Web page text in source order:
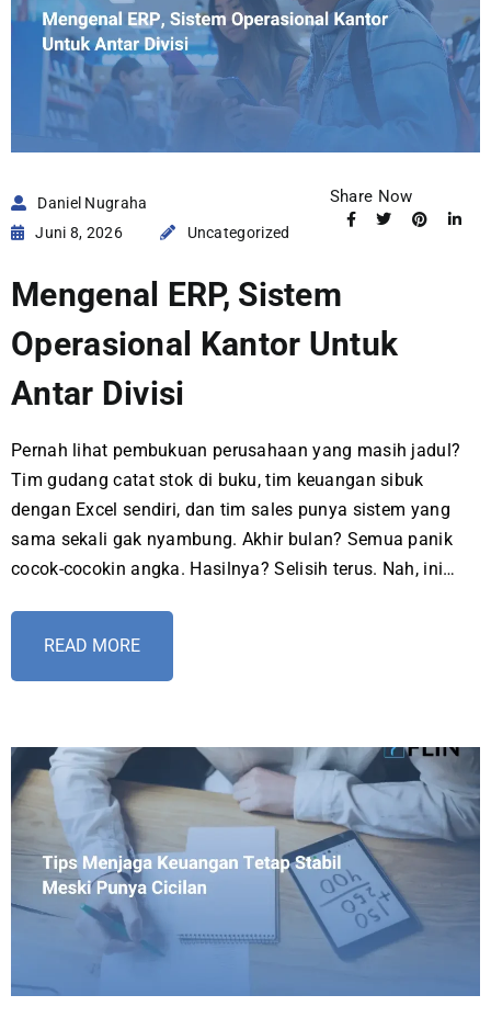
Daniel Nugraha
Juni 8, 2026
Uncategorized
Share Now
Mengenal ERP, Sistem
Operasional Kantor Untuk
Antar Divisi
Pernah lihat pembukuan perusahaan yang masih jadul?
Tim gudang catat stok di buku, tim keuangan sibuk
dengan Excel sendiri, dan tim sales punya sistem yang
sama sekali gak nyambung. Akhir bulan? Semua panik
cocok-cocokin angka. Hasilnya? Selisih terus. Nah, ini…
READ MORE